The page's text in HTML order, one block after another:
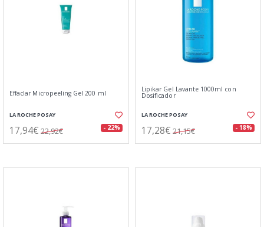
Effaclar Micropeeling Gel 200 ml
LA ROCHE POSAY
17,94€ 22,92€ - 22%
Lipikar Gel Lavante 1000ml con
Dosificador
LA ROCHE POSAY
17,28€ 21,15€ - 18%